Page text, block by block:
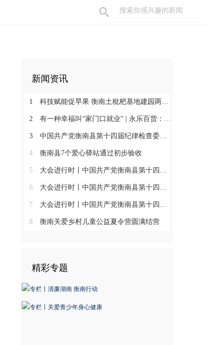
新闻资讯
1 科技赋能促早果 衡南土枇杷基地建园两年见果助振兴
2 有一种幸福叫“家门口就业” | 永乐百货：守护百姓三餐四季 搭建就业暖心平台
3 中国共产党衡南县第十四届纪律检查委员会第一次全体会议召开 肖高德当选县纪委书记
4 衡南县7个爱心驿站通过初步验收
5 大会进行时丨中国共产党衡南县第十四次代表大会第三次大会召开
6 大会进行时丨中国共产党衡南县第十四次代表大会主席团举行第六次会议
7 大会进行时丨中国共产党衡南县第十四次代表大会主席团举行第五次会议
8 衡南关爱乡村儿童公益夏令营圆满结营
精彩专题